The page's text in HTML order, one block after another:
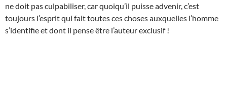
ne doit pas culpabiliser, car quoiqu’il puisse advenir, c’est
toujours l’esprit qui fait toutes ces choses auxquelles l’homme
s’identifie et dont il pense être l’auteur exclusif !